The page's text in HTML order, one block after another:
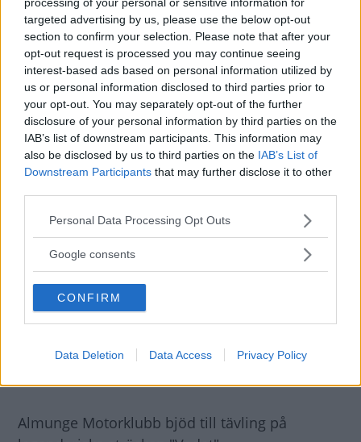
targeted advertising by us, please use the below opt-out
section to confirm your selection. Please note that after your
opt-out request is processed you may continue seeing
interest-based ads based on personal information utilized by
us or personal information disclosed to third parties prior to
your opt-out. You may separately opt-out of the further
disclosure of your personal information by third parties on the
IAB’s list of downstream participants. This information may
also be disclosed by us to third parties on the IAB’s List of
Downstream Participants that may further disclose it to other
Please note that this website/app uses one or more Google
not limited to your visit or usage behaviour. You may click to
use your data for below specified purposes in below Google
consent section.
Personal Data Processing Opt Outs
Google consents
CONFIRM
Data Deletion Data Access Privacy Policy
Efter ett festivalpräglat uppehåll på Gamla
Torget i Arboga dundrade
kopplet ut i trakten av Kolsva och Köping.
Hemmasönerna Hasse Nilsson i
Saab V4 låg bra till och Lars-Ingvar Ytterbring
ledde i sin Hundkoja i
sina respektive klasser.
Personliga fighter gick att spåra i alla startlistor.
Karl-Bertil Ling
fick till slut se sig slagen av Per Göransson.
Almunge Motorklubb bjöd till tävling på